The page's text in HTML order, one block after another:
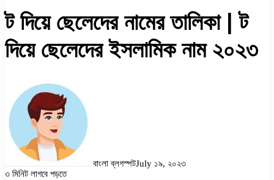
ট দিয়ে ছেলেদের নামের তালিকা | ট
দিয়ে ছেলেদের ইসলামিক নাম ২০২৩
বাংলা ব্লগস্পটJuly ১৯, ২০২৩
৩ মিনিট লাগবে পড়তে